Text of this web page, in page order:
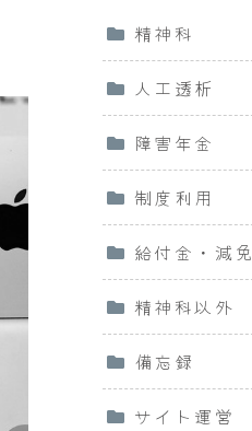
精神科
人工透析
障害年金
制度利用
給付金・減免
精神科以外
備忘録
サイト運営